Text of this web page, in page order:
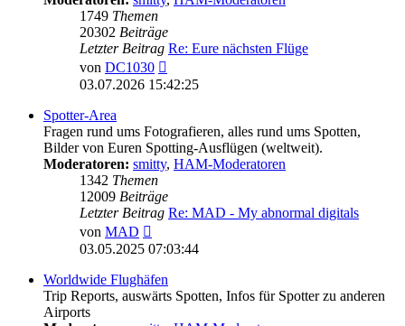
1749 Themen
20302 Beiträge
Letzter Beitrag Re: Eure nächsten Flüge
von DC1030
Beitrag
03.07.2026 15:42:25
Spotter-Area
Fragen rund ums Fotografieren, alles rund ums Spotten,
Bilder von Euren Spotting-Ausflügen (weltweit).
Moderatoren: smitty, HAM-Moderatoren
1342 Themen
12009 Beiträge
Letzter Beitrag Re: MAD - My abnormal digitals
von MAD
Beitrag
03.05.2025 07:03:44
Worldwide Flughäfen
Trip Reports, auswärts Spotten, Infos für Spotter zu anderen
Airports